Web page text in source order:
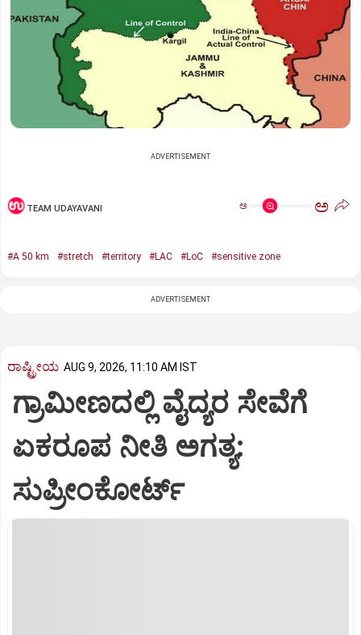
ADVERTISEMENT
TEAM UDAYAVANI ಅ ಅ
#A 50 km #stretch #territory #LAC #LoC #sensitive zone
ADVERTISEMENT
ರಾಷ್ಟ್ರೀಯ AUG 9, 2026, 11:10 AM IST
ಗ್ರಾಮೀಣದಲ್ಲಿ ವೈದ್ಯರ ಸೇವೆಗೆ
ಏಕರೂಪ ನೀತಿ ಅಗತ್ಯ:
ಸುಪ್ರೀಂಕೋರ್ಟ್‌